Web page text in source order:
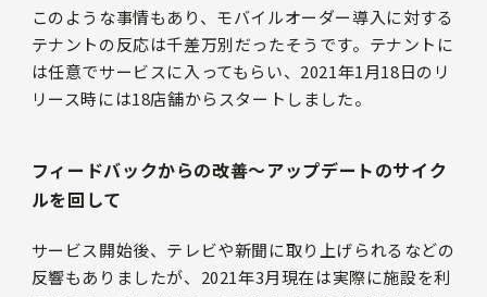
このような事情もあり、モバイルオーダー導入に対する
テナントの反応は千差万別だったそうです。テナントに
は任意でサービスに入ってもらい、2021年1月18日のリ
リース時には18店舗からスタートしました。
フィードバックからの改善〜アップデートのサイク
ルを回して
サービス開始後、テレビや新聞に取り上げられるなどの
反響もありましたが、2021年3月現在は実際に施設を利